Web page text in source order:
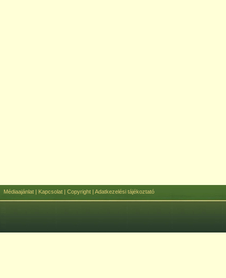
Médiaajánlat | Kapcsolat | Copyright | Adatkezelési tájékoztató